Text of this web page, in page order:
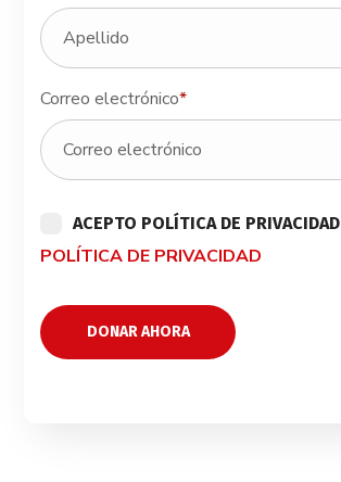
Correo electrónico*
ACEPTO POLÍTICA DE PRIVACIDAD
POLÍTICA DE PRIVACIDAD